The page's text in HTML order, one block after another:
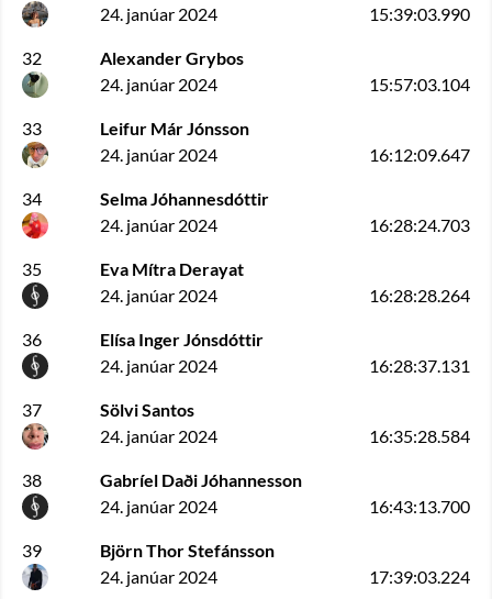
24. janúar 2024
15:39:03.990
32
Alexander Grybos
24. janúar 2024
15:57:03.104
33
Leifur Már Jónsson
24. janúar 2024
16:12:09.647
34
Selma Jóhannesdóttir
24. janúar 2024
16:28:24.703
35
Eva Mítra Derayat
24. janúar 2024
16:28:28.264
36
Elísa Inger Jónsdóttir
24. janúar 2024
16:28:37.131
37
Sölvi Santos
24. janúar 2024
16:35:28.584
38
Gabríel Daði Jóhannesson
24. janúar 2024
16:43:13.700
39
Björn Thor Stefánsson
24. janúar 2024
17:39:03.224